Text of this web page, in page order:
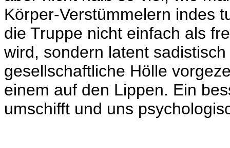
Körper-Verstümmelern indes
die Truppe nicht einfach als
wird, sondern latent
gesellschaftliche Hölle
einem auf den Lippen. Ein
umschifft und uns